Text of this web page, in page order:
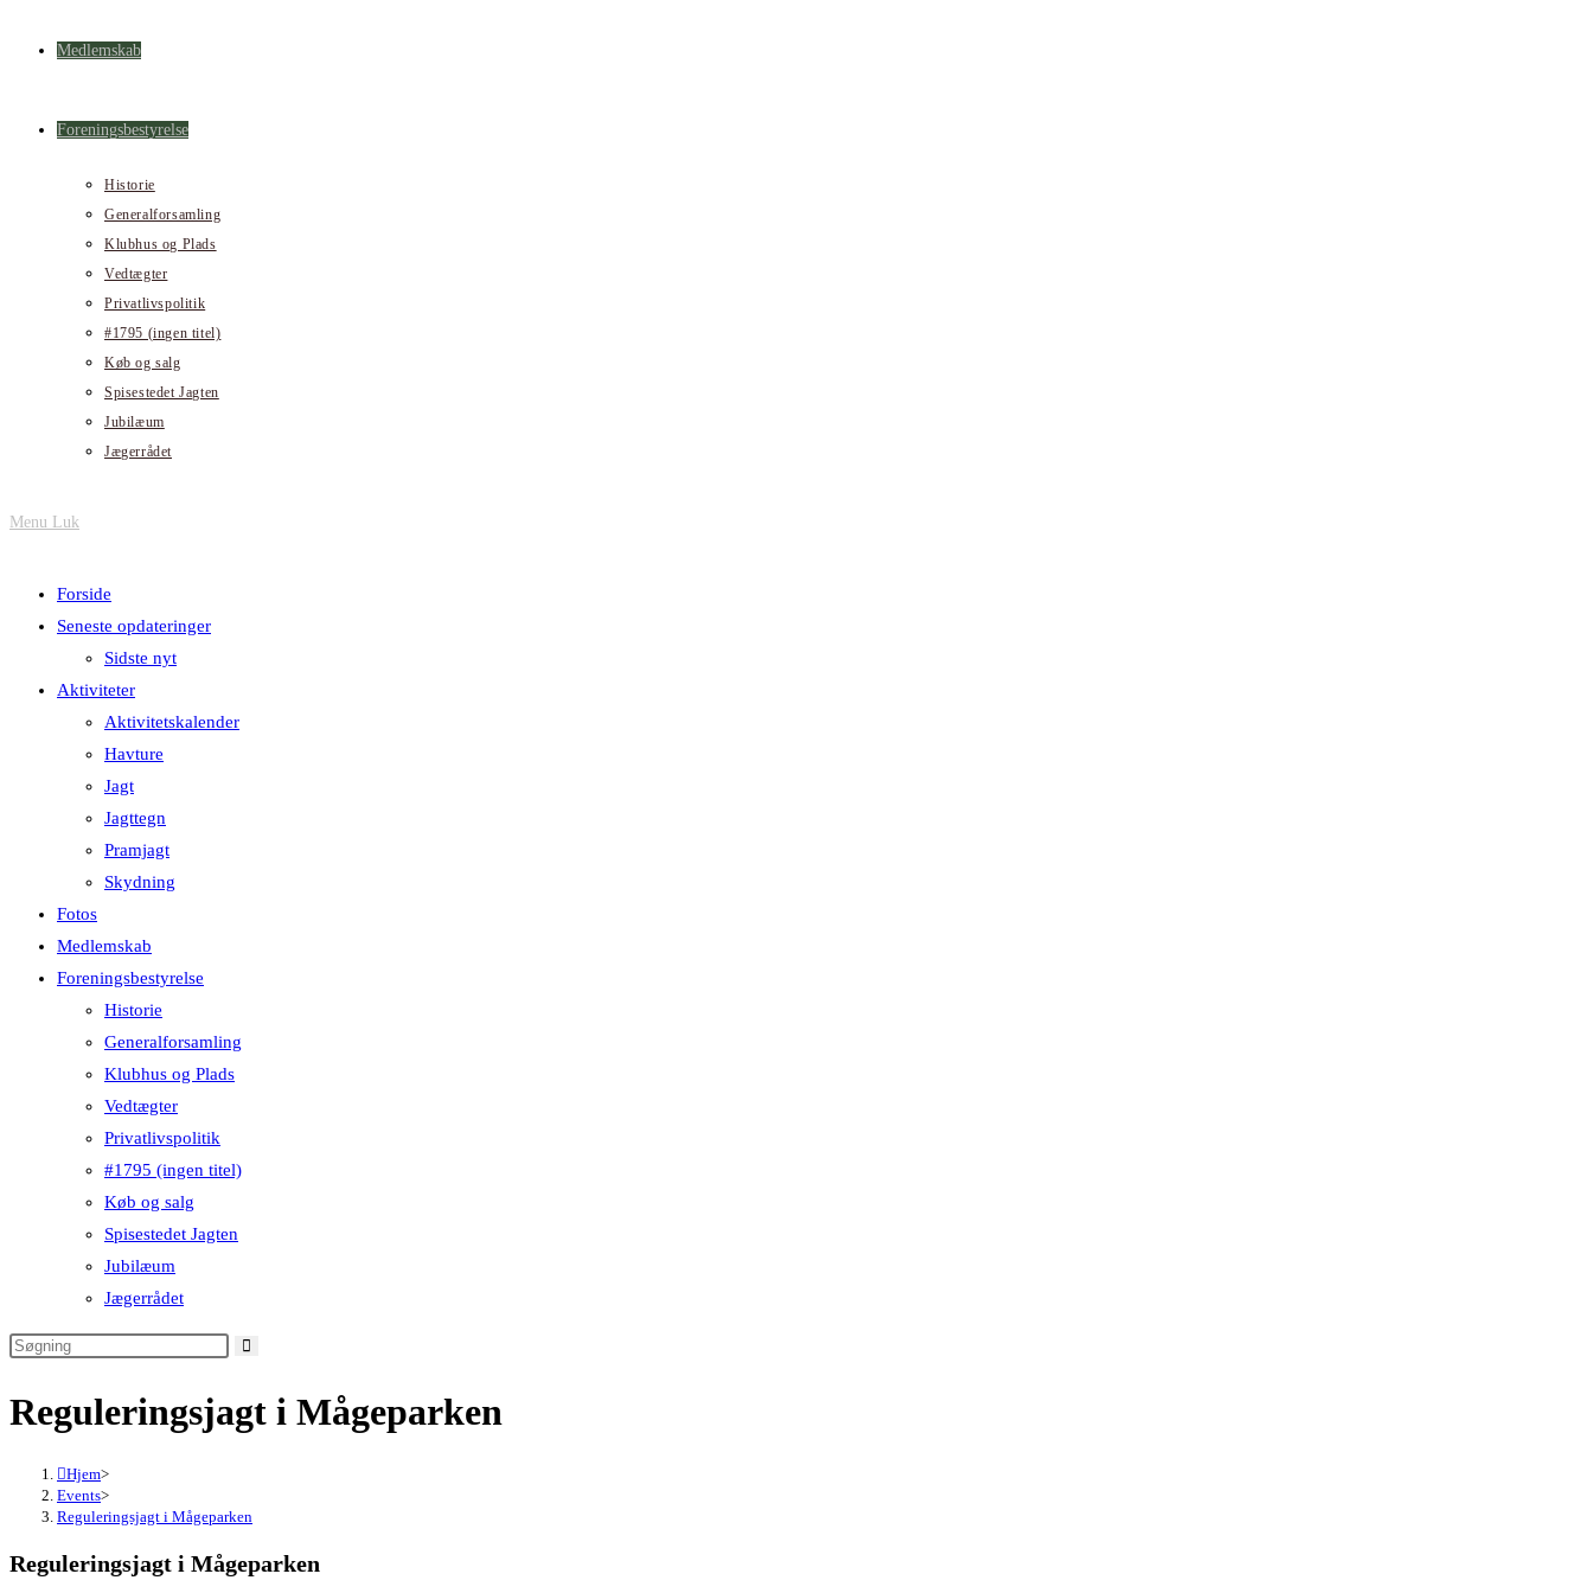
Medlemskab
Foreningsbestyrelse
Historie
Generalforsamling
Klubhus og Plads
Vedtægter
Privatlivspolitik
#1795 (ingen titel)
Køb og salg
Spisestedet Jagten
Jubilæum
Jægerrådet
Menu Luk
Forside
Seneste opdateringer
Sidste nyt
Aktiviteter
Aktivitetskalender
Havture
Jagt
Jagttegn
Pramjagt
Skydning
Fotos
Medlemskab
Foreningsbestyrelse
Historie
Generalforsamling
Klubhus og Plads
Vedtægter
Privatlivspolitik
#1795 (ingen titel)
Køb og salg
Spisestedet Jagten
Jubilæum
Jægerrådet
Reguleringsjagt i Mågeparken
Hjem>
Events>
Reguleringsjagt i Mågeparken
Reguleringsjagt i Mågeparken